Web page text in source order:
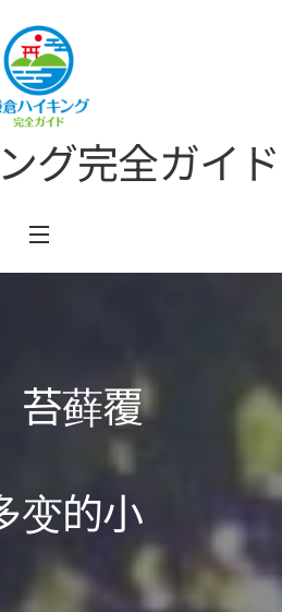
グ完全ガイド
Menu
苔藓覆
变的小